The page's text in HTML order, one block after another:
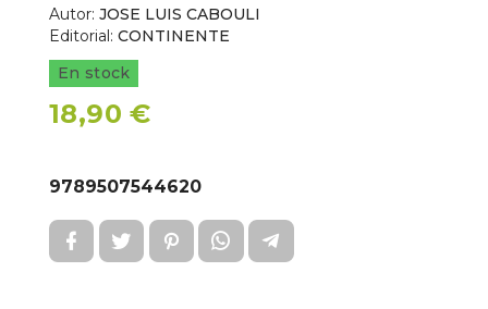
Autor: JOSE LUIS CABOULI
Editorial: CONTINENTE
En stock
18,90 €
9789507544620